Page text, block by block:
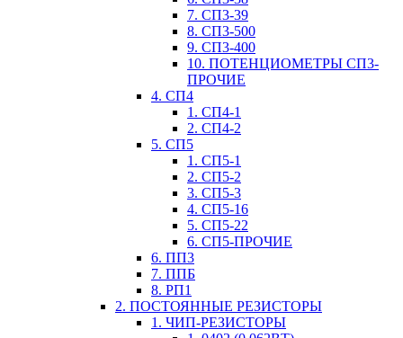
7. СП3-39
8. СП3-500
9. СП3-400
10. ПОТЕНЦИОМЕТРЫ СП3-
ПРОЧИЕ
4. СП4
1. СП4-1
2. СП4-2
5. СП5
1. СП5-1
2. СП5-2
3. СП5-3
4. СП5-16
5. СП5-22
6. СП5-ПРОЧИЕ
6. ПП3
7. ППБ
8. РП1
2. ПОСТОЯННЫЕ РЕЗИСТОРЫ
1. ЧИП-РЕЗИСТОРЫ